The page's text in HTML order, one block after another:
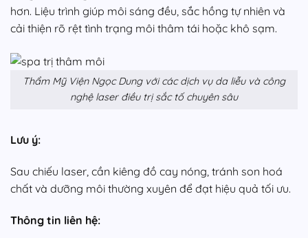
hơn. Liệu trình giúp môi sáng đều, sắc hồng tự nhiên và
cải thiện rõ rệt tình trạng môi thâm tái hoặc khô sạm.
Thẩm Mỹ Viện Ngọc Dung với các dịch vụ da liễu và công
nghệ laser điều trị sắc tố chuyên sâu
Lưu ý:
Sau chiếu laser, cần kiêng đồ cay nóng, tránh son hoá
chất và dưỡng môi thường xuyên để đạt hiệu quả tối ưu.
Thông tin liên hệ: